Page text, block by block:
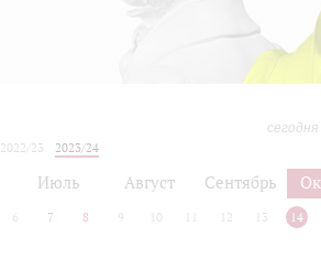
2022/23
2023/24
Июль Август Сентябрь
6 7 8 9 10 12 13 14